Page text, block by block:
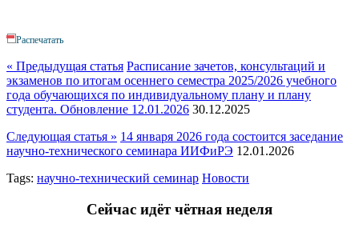
Распечатать
« Предыдущая статья Расписание зачетов, консультаций и
экзаменов по итогам осеннего семестра 2025/2026 учебного
года обучающихся по индивидуальному плану и плану
студента. Обновление 12.01.2026 30.12.2025
Следующая статья » 14 января 2026 года состоится заседание
научно-технического семинара ИИФиРЭ 12.01.2026
Tags: научно-технический семинар Новости
Сейчас идёт чётная неделя